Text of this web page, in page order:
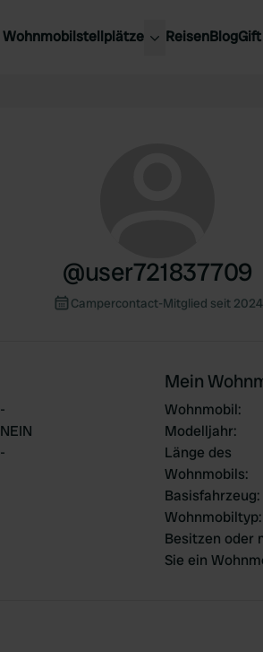
Wohnmobilstellplätze ReisenBlog
@user721837709
Campercontact-Mitglied seit 2024
-
NEIN
-
Mein
Wohnmobil:
Modelljahr:
Länge des
Wohnmobils:
Basisfahrzeug:
Wohnmobiltyp:
Besitzen oder
Sie ein